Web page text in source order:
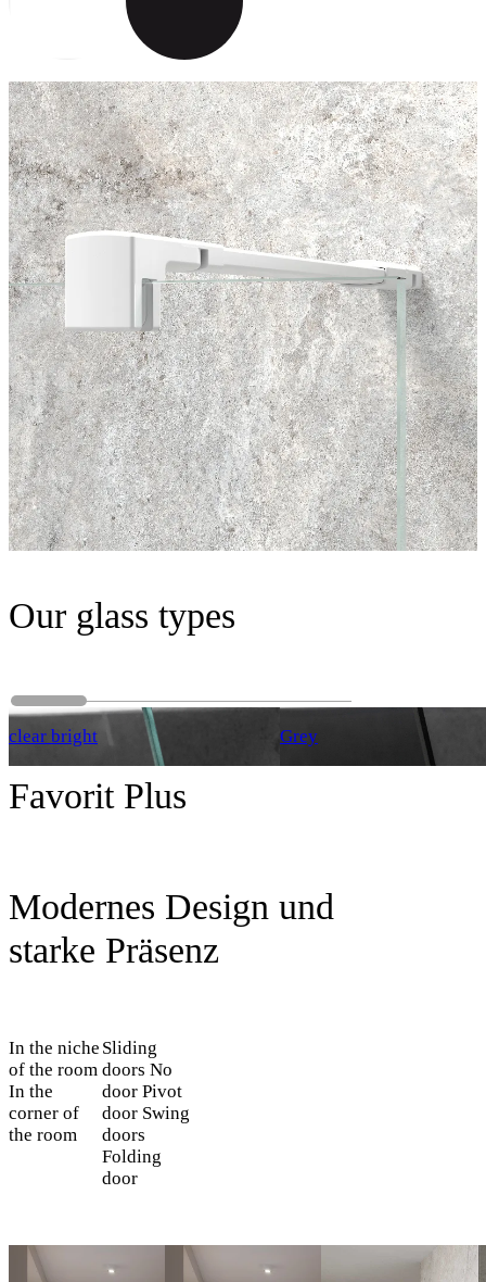
Our glass types
clear bright Grey
Favorit Plus
Modernes Design und
starke Präsenz
In the niche
of the room
In the
corner of
the room
Sliding
doors No
door Pivot
door Swing
doors
Folding
door